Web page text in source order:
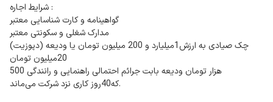
شرایط اجاره :
گواهینامه و کارت شناسایی معتبر
مدارک شغلی و سکونتی معتبر
چک صیادی به ارزش1میلیارد و 200 میلیون تومان یا ودیعه (دپوزیت)
20میلیون تومان
500 هزار تومان ودیعه بابت جرائم احتمالی راهنمایی و رانندگی
که40روز کاری نزد شرکت می‌ماند.